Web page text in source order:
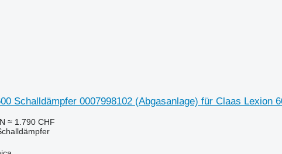
Schalldämpfer 0007998102 (Abgasanlage) für Claas Lexion
≈ 1.790 CHF